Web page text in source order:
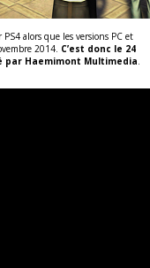
alors que les versions PC et
2014. C’est donc le 24
Haemimont Multimedia.